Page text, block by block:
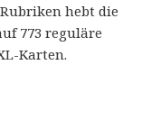
hebt die
773 reguläre
Karten.